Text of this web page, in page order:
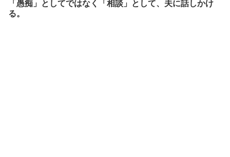
「愚痴」としてではなく「相談」として、夫に話しかけ
る。